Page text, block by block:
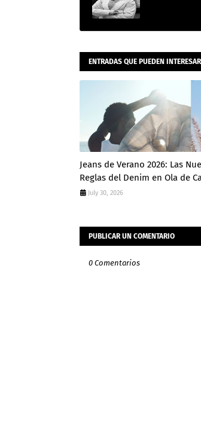
ENTRADAS QUE PUEDEN
Jeans de Verano 2026: Las
Reglas del Denim en Ola de
July 30, 2026
PUBLICAR UN COMENTARIO
0 Comentarios